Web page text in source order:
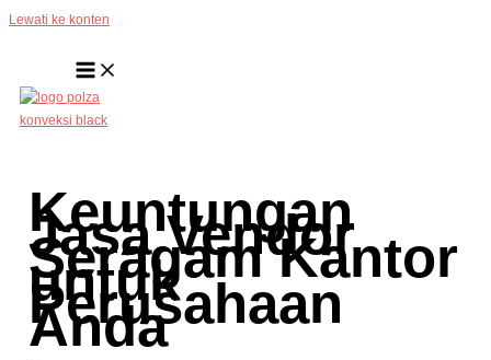
Lewati ke konten
Keuntungan
Jasa Vendor
Seragam Kantor
untuk
Perusahaan
Anda